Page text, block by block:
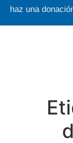
haz una